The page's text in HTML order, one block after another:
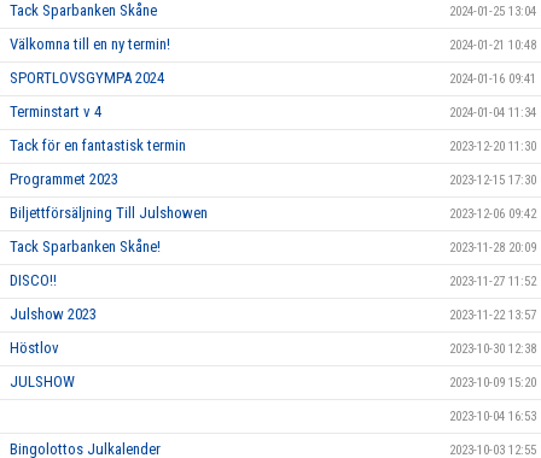
Tack Sparbanken Skåne 2024-01-25 13:04
Välkomna till en ny termin! 2024-01-21 10:48
SPORTLOVSGYMPA 2024 2024-01-16 09:41
Terminstart v 4 2024-01-04 11:34
Tack för en fantastisk termin 2023-12-20 11:30
Programmet 2023 2023-12-15 17:30
Biljettförsäljning Till Julshowen 2023-12-06 09:42
Tack Sparbanken Skåne! 2023-11-28 20:09
DISCO!! 2023-11-27 11:52
Julshow 2023 2023-11-22 13:57
Höstlov 2023-10-30 12:38
JULSHOW 2023-10-09 15:20
2023-10-04 16:53
Bingolottos Julkalender 2023-10-03 12:55